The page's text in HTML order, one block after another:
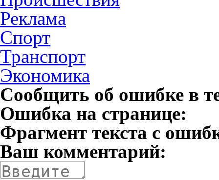
Реклама
Спорт
Транспорт
Экономика
Сообщить об ошибке в
Ошибка на странице:
Фрагмент текста с
Ваш комментарий: